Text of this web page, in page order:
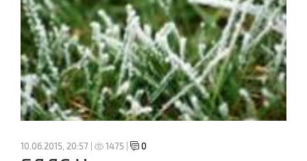
10.06.2015, 20:57 | 1475 | 0